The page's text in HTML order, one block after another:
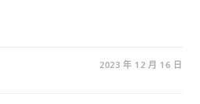
2023 年 12 月 16 日